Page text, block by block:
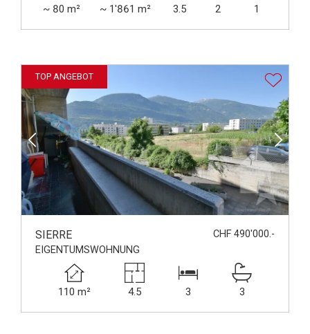
~ 80 m² ~ 1'861 m² 3.5 2 1
TOP ANGEBOT
SIERRE
CHF 490'000.-
EIGENTUMSWOHNUNG
110 m² 4.5 3 3